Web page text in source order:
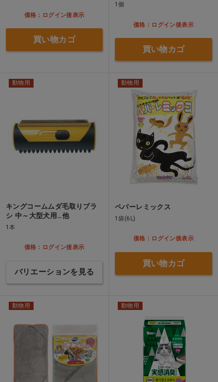
価格：ログイン後表示
買い物カゴ
1個
価格：ログイン後表示
買い物カゴ
動物用
キングコームムダ毛取りブラ
シ 中～大型犬用…他
1本
価格：ログイン後表示
バリエーションを見る
動物用
ペパーレミックス
1袋(6L)
価格：ログイン後表示
買い物カゴ
動物用 動物用